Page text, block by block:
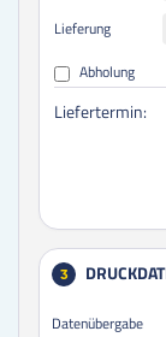
Lieferung
Abholung
Liefertermin:
3
Datenübergabe